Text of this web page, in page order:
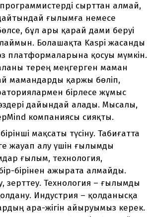
сырттан алмай,
ғылымға немесе
бұл ары қарай дами беруі
Болашақта Kaspi жасанды
платформаларына қосуы мүмкін.
терең меңгерген маман
мамандарды қаржы бөліп,
бірлесе жұмыс
дайындай алады. Мысалы,
компаниясы сияқты.
мақсаты түсіну. Табиғатта
жауап алу үшін ғылымды
ғылым, технология,
бірінен ажырата алмайды.
зерттеу. Технология – ғылымды
Индустрия – қолданысқа
ара-жігін айыруымыз керек.